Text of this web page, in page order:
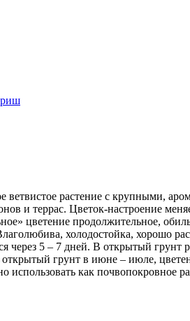
растение с крупными,
и террас. Цветок-настроение
цветение продолжительное,
холодостойка, хорошо
через 5 – 7 дней. В открытый
грунт в июне – июле,
использовать как почвопокровное